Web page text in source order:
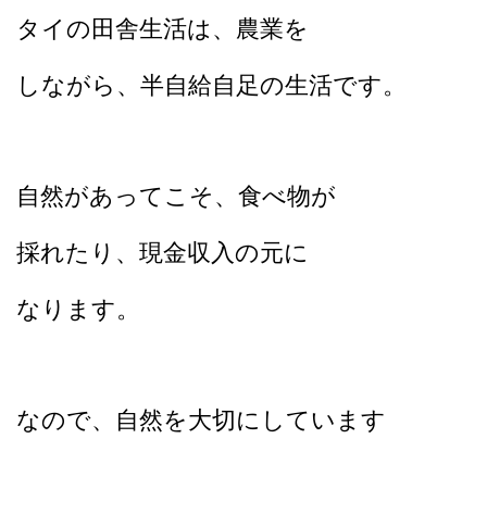
タイの田舎生活は、農業を
しながら、 半自給自足の生活です。
自然があってこそ、食べ物が
採れたり、現金収入の元に
なります。
なので、自然を大切にしています